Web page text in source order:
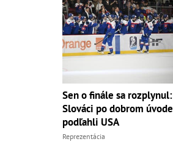
Sen o finále sa rozplynul:
Slováci po dobrom úvode
podľahli USA
Reprezentácia